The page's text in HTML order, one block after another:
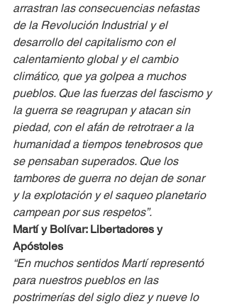
arrastran las consecuencias nefastas
de la Revolución Industrial y el
desarrollo del capitalismo con el
calentamiento global y el cambio
climático, que ya golpea a muchos
pueblos. Que las fuerzas del fascismo y
la guerra se reagrupan y atacan sin
piedad, con el afán de retrotraer a la
humanidad a tiempos tenebrosos que
se pensaban superados. Que los
tambores de guerra no dejan de sonar
y la explotación y el saqueo planetario
campean por sus respetos”.
Martí y Bolívar: Libertadores y
Apóstoles
“En muchos sentidos Martí representó
para nuestros pueblos en las
postrimerías del siglo diez y nueve lo